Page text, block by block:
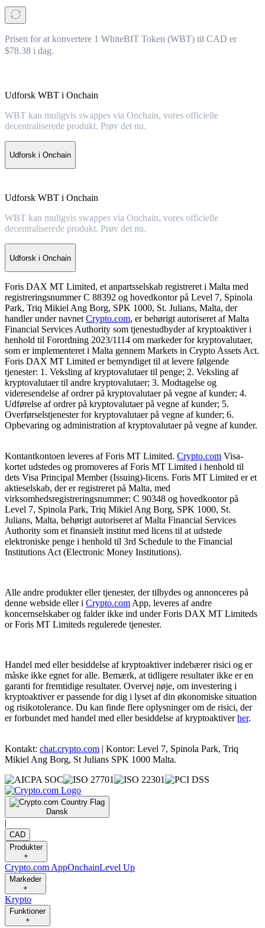
Prisen for at konvertere 1 WhiteBIT Token (WBT) til CAD er
$78.38 i dag.
Udforsk WBT i Onchain
WBT kan muligvis swappes via Onchain, vores officielle
decentraliserede produkt. Prøv det nu.
Udforsk i Onchain
Udforsk WBT i Onchain
WBT kan muligvis swappes via Onchain, vores officielle
decentraliserede produkt. Prøv det nu.
Udforsk i Onchain
Foris DAX MT Limited, et anpartsselskab registreret i Malta med
registreringsnummer C 88392 og hovedkontor på Level 7, Spinola
Park, Triq Mikiel Ang Borg, SPK 1000, St. Julians, Malta, der
handler under navnet Crypto.com, er behørigt autoriseret af Malta
Financial Services Authority som tjenestudbyder af kryptoaktiver i
henhold til Forordning 2023/1114 om markeder for kryptovalutaer,
som er implementeret i Malta gennem Markets in Crypto Assets Act.
Foris DAX MT Limited er bemyndiget til at levere følgende
tjenester: 1. Veksling af kryptovalutaer til penge; 2. Veksling af
kryptovalutaer til andre kryptovalutaer; 3. Modtagelse og
videresendelse af ordrer på kryptovalutaer på vegne af kunder; 4.
Udførelse af ordrer på kryptovalutaer på vegne af kunder; 5.
Overførselstjenester for kryptovalutaer på vegne af kunder; 6.
Opbevaring og administration af kryptovalutaer på vegne af kunder.
Kontantkontoen leveres af Foris MT Limited. Crypto.com Visa-
kortet udstedes og promoveres af Foris MT Limited i henhold til
dets Visa Principal Member (Issuing)-licens. Foris MT Limited er et
aktieselskab, der er registreret på Malta, med
virksomhedsregistreringsnummer: C 90348 og hovedkontor på
Level 7, Spinola Park, Triq Mikiel Ang Borg, SPK 1000, St.
Julians, Malta, behørigt autoriseret af Malta Financial Services
Authority som et finansielt institut med licens til at udstede
elektroniske penge i henhold til 3rd Schedule to the Financial
Institutions Act (Electronic Money Institutions).
Alle andre produkter eller tjenester, der tilbydes og annonceres på
denne webside eller i Crypto.com App, leveres af andre
koncernselskaber og falder ikke ind under Foris DAX MT Limiteds
or Foris MT Limiteds regulerede tjenester.
Handel med eller besiddelse af kryptoaktiver indebærer risici og er
måske ikke egnet for alle. Bemærk, at tidligere resultater ikke er en
garanti for fremtidige resultater. Overvej nøje, om investering i
kryptoaktiver er passende for dig i lyset af din økonomiske situation
og risikotolerance. Du kan finde flere oplysninger om de risici, der
er forbundet med handel med eller besiddelse af kryptoaktiverher.
Kontakt: chat.crypto.com | Kontor: Level 7, Spinola Park, Triq
Mikiel Ang Borg, St Julians SPK 1000 Malta.
Dansk
|
CAD
Produkter
+
Crypto.com AppOnchainLevel Up
Markeder
+
Krypto
Funktioner
+